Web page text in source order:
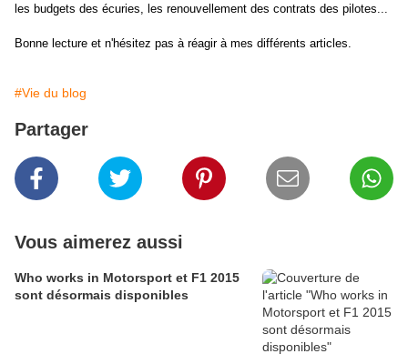
les budgets des écuries, les renouvellement des contrats des pilotes...
Bonne lecture et n'hésitez pas à réagir à mes différents articles.
#Vie du blog
Partager
Vous aimerez aussi
Who works in Motorsport et F1 2015
sont désormais disponibles